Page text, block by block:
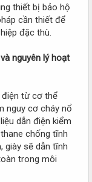
thiết bị bảo hộ
cần thiết để
đặc thù.
nguyên lý hoạt
điện từ cơ thể
nguy cơ cháy nổ
dẫn điện kiểm
chống tĩnh
giày sẽ dẫn tĩnh
trong môi